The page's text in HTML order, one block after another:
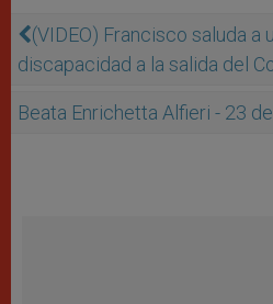
(VIDEO) Francisco saluda a
discapacidad a la salida del
Beata Enrichetta Alfieri - 23